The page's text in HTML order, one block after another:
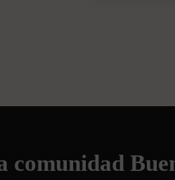
comunidad